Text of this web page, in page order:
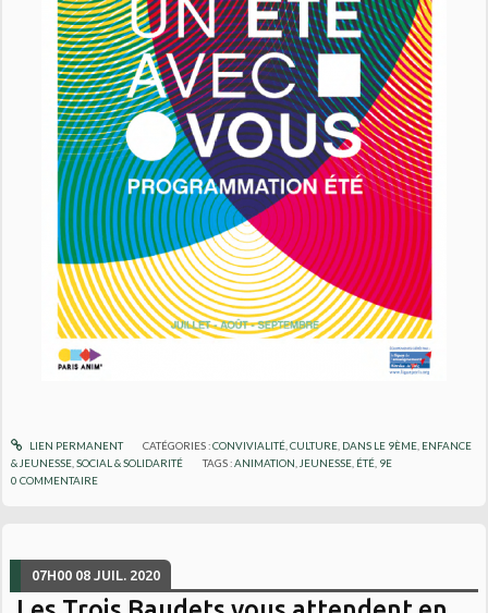
LIEN PERMANENT CATÉGORIES :CONVIVIALITÉ, CULTURE, DANS LE 9ÈME, ENFANCE
& JEUNESSE ,SOCIAL & SOLIDARITÉ TAGS :ANIMATION JEUNESSE ÉTÉ 9E
0 COMMENTAIRE
07H00 08 JUIL. 2020